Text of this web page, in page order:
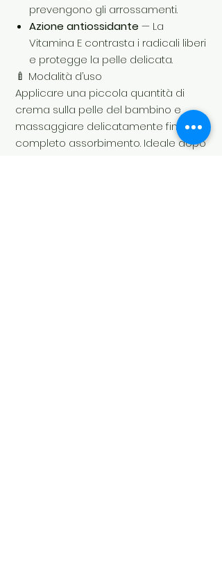
prevengono gli arrossamenti.
Azione antiossidante — La
Vitamina E contrasta i radicali liberi
e protegge la pelle delicata.
🍼 Modalità d’uso
Applicare una piccola quantità di
crema sulla pelle del bambino e
massaggiare delicatamente fino a
completo assorbimento. Ideale dopo